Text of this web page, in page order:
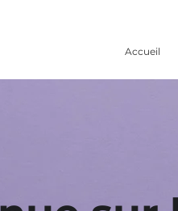
Accueil